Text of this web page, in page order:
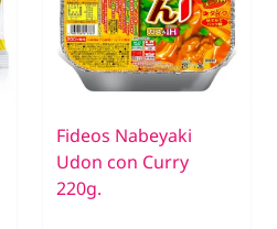
Fideos Nabeyaki
Udon con Curry
220g.